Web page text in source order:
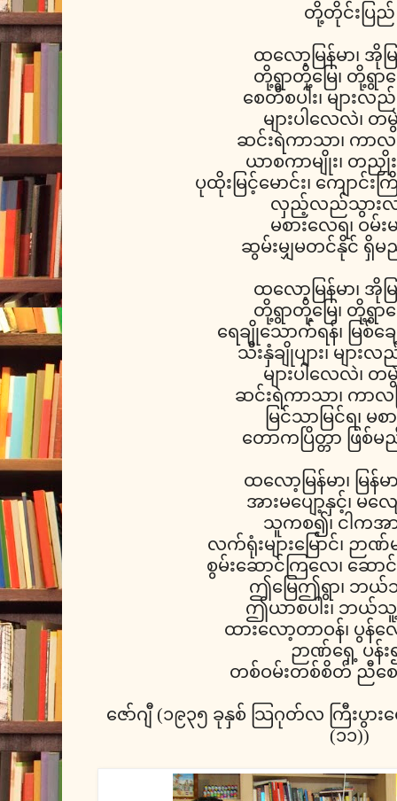
တို့တိုင်းပြည်
ထလော့မြန်မာ၊ အိုမ
တို့ရွာတို့မြေ၊ တို့ရွာမ
စေတီစပါး၊ များလည်
များပါလေလဲ၊ တ
ဆင်းရဲကာသာ၊ ကာလ
ယာစကာမျိုး၊ တညှို
ပုထိုးမြင့်မောင်း၊ ကျောင်းက
လှည့်လည်သွားလ
မစားလေရ၊ ဝမ်း
ဆွမ်းမျှမတင်နိုင် ရှိ
ထလော့မြန်မာ၊ အိုမ
တို့ရွာတို့မြေ၊ တို့ရွာမ
ရေချိုသောက်ရန်၊ မြစ်ချ
သီးနှံချိုပျား၊ များလ
များပါလေလဲ၊ တ
ဆင်းရဲကာသာ၊ ကာလ
မြင်သာမြင်ရ၊ မစ
တောကပြိတ္တာ ဖြစ်
ထလော့မြန်မာ၊ မြန်
အားမပျော့နှင့်၊ မလ
သူကစ၍၊ ငါကအာ
လက်ရုံးများမြောင်၊ ဉာဏ်မ
စွမ်းဆောင်ကြလေ၊ ဆော
ဤမြေဤရွာ၊ ဘယ်
ဤယာစပါး၊ ဘယ်သူ့
ထားလော့တာဝန်၊ ပွန်လ
ဉာဏ်ရှေ့ ပန်း
တစ်ဝမ်းတစ်စိတ် ညီစ
ဇော်ဂျီ (၁၉၃၅ ခုနှစ် သြဂုတ်လ ကြီးပွား
(၁၁))